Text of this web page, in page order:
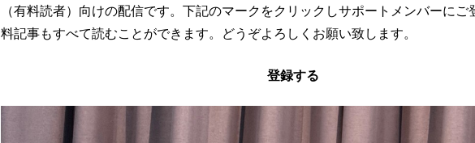
（有料読者）向けの配信です。下記のマークをクリックしサポートメンバーに
料記事もすべて読むことができます。どうぞよろしくお願い致します。
登録する